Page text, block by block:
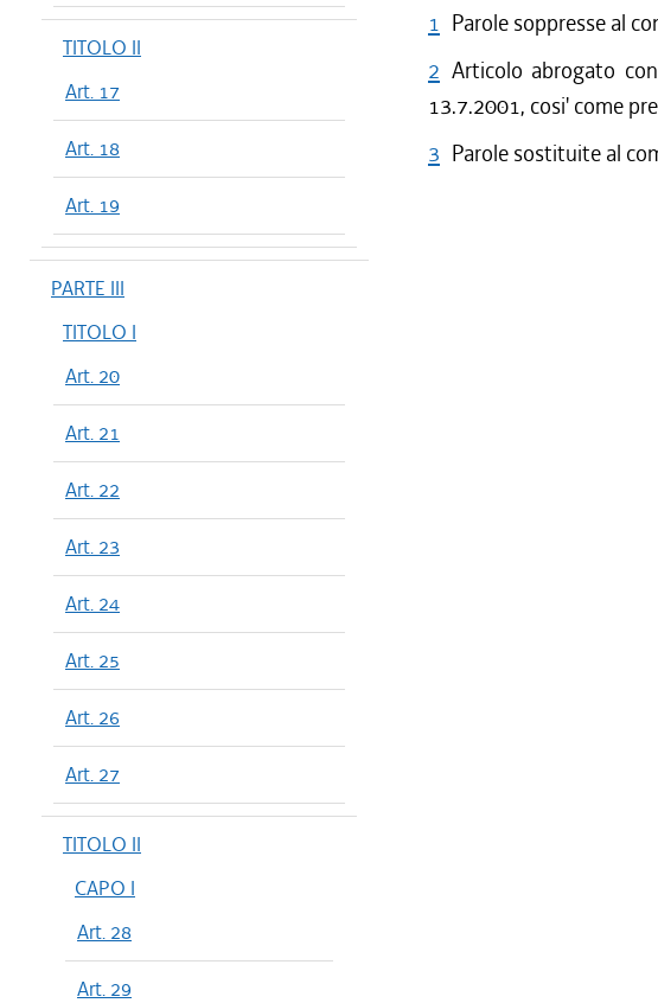
TITOLO II
Art. 17
Art. 18
Art. 19
PARTE III
TITOLO I
Art. 20
Art. 21
Art. 22
Art. 23
Art. 24
Art. 25
Art. 26
Art. 27
TITOLO II
CAPO I
Art. 28
Art. 29
1 Parole soppresse al
2 Articolo abrogato
13.7.2001, cosi' come
3 Parole sostituite al